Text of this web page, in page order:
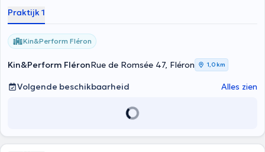
Praktijk 1
Kin&Perform Fléron
Kin&Perform FléronRue de Romsée 47, Fléron 1,0 km
Volgende beschikbaarheid Alles zien